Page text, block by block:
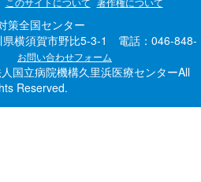
策全国センター
横須賀市野比5-3-1 電話：046-848-
お問い合わせフォーム
国立病院機構久里浜医療センターAll
Reserved.